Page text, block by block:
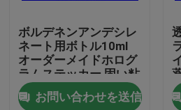
工場旅行
品質管理
ボルデネンアンデシレ
ネート用ボトル10ml
オーダーメイドホログ
ラムステッカー 固い粘
着剤 10ml ホログラム
レーザー効果付き ボト
お問い合わせを送信